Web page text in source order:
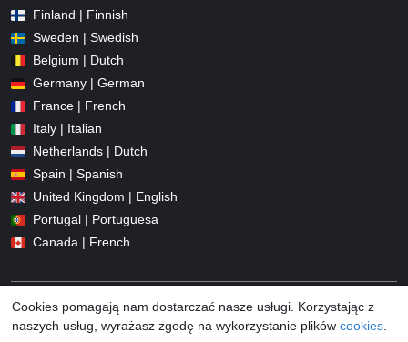
Finland | Finnish
Sweden | Swedish
Belgium | Dutch
Germany | German
France | French
Italy | Italian
Netherlands | Dutch
Spain | Spanish
United Kingdom | English
Portugal | Portuguesa
Canada | French
Cookies pomagają nam dostarczać nasze usługi. Korzystając z
naszych usług, wyrażasz zgodę na wykorzystanie plików cookies